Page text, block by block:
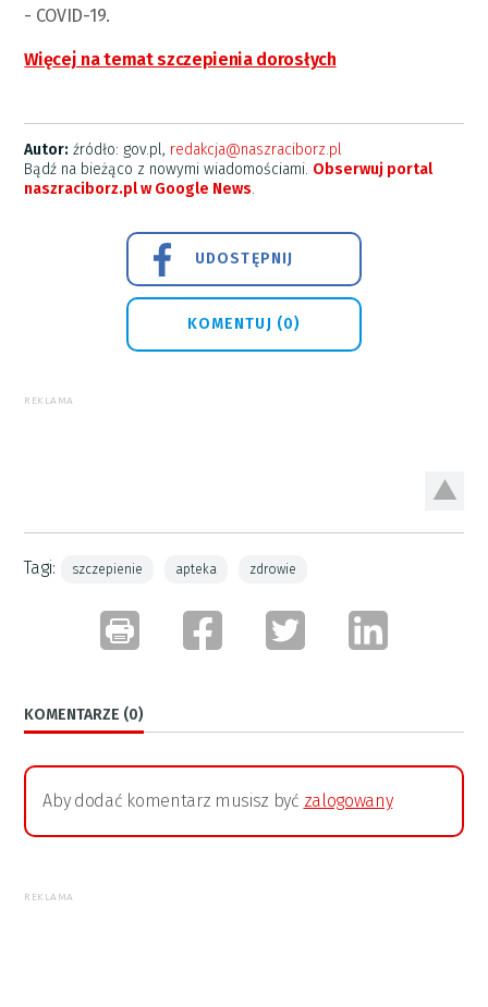
- COVID-19.
Więcej na temat szczepienia dorosłych
Autor: źródło: gov.pl, redakcja@naszraciborz.pl
Bądź na bieżąco z nowymi wiadomościami. Obserwuj portal
naszraciborz.pl w Google News.
UDOSTĘPNIJ
KOMENTUJ (0)
REKLAMA
Tagi: szczepienie apteka zdrowie
KOMENTARZE (0)
Aby dodać komentarz musisz być zalogowany
REKLAMA